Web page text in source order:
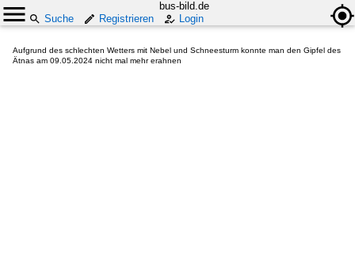
bus-bild.de
Suche
Registrieren Login
Aufgrund des schlechten Wetters mit Nebel und Schneesturm konnte man den Gipfel des
Ätnas am 09.05.2024 nicht mal mehr erahnen